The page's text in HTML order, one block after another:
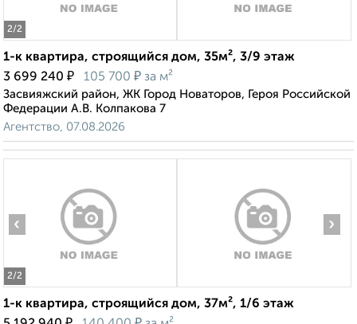
2/2
1-к квартира, строящийся дом, 35м², 3/9 этаж
3 699 240 ₽ 105 700 ₽ за м²
Засвияжский район, ЖК Город Новаторов, Героя Российской
Федерации А.В. Колпакова 7
Агентство, 07.08.2026
2/2
‹ ›
1-к квартира, строящийся дом, 37м², 1/6 этаж